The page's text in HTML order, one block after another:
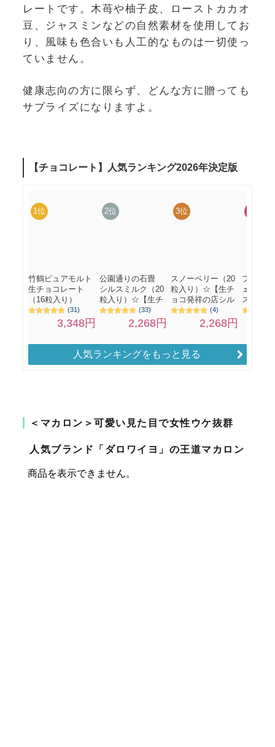
レートです。木苺や柚子皮、ローストカカオ
豆、ジャスミンなどの自然素材を使用してお
り、風味も色合いも人工的なものは一切使っ
ていません。
健康志向の方に限らず、どんな方に贈っても
サプライズになりますよ。
人気ランキングをもっと見る
＜マカロン＞可愛い見た目で女性ウケ抜群
人気ブランド「ダロワイヨ」の王道マカロン